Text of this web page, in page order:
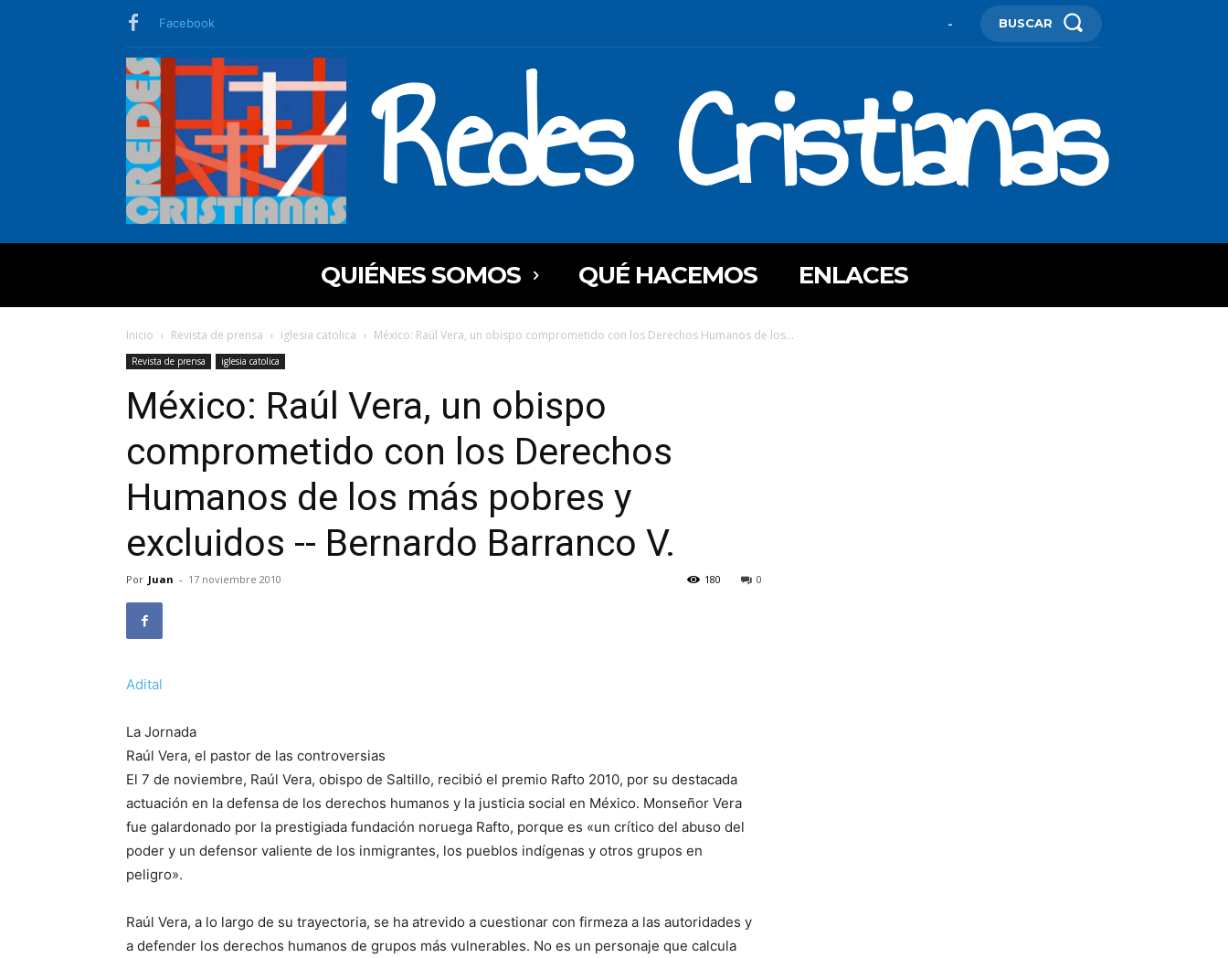
Facebook - BUSCAR
Redes Cristianas
QUIÉNES SOMOS QUÉ HACEMOS ENLACES
Inicio Revista de prensa iglesia catolica México: Raúl Vera, un obispo comprometido con los Derechos Humanos de los...
Revista de prensa iglesia catolica
México: Raúl Vera, un obispo
comprometido con los Derechos
Humanos de los más pobres y
excluidos -- Bernardo Barranco V.
Por Juan - 17 noviembre 2010 0
180
Adital
La Jornada
Raúl Vera, el pastor de las controversias
El 7 de noviembre, Raúl Vera, obispo de Saltillo, recibió el premio Rafto 2010, por su destacada
actuación en la defensa de los derechos humanos y la justicia social en México. Monseñor Vera
fue galardonado por la prestigiada fundación noruega Rafto, porque es «un crítico del abuso del
poder y un defensor valiente de los inmigrantes, los pueblos indígenas y otros grupos en
peligro».
Raúl Vera, a lo largo de su trayectoria, se ha atrevido a cuestionar con firmeza a las autoridades y
a defender los derechos humanos de grupos más vulnerables. No es un personaje que calcula